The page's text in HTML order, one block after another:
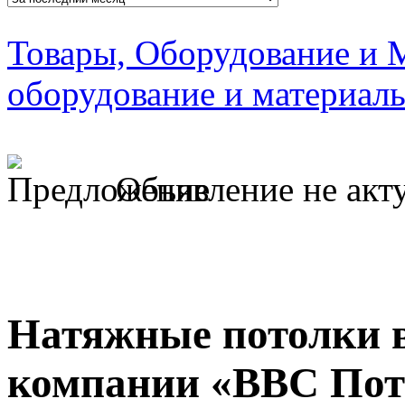
Товары, Оборудование и
оборудование и
Объявление не
Натяжные потолки
компании «ВВС